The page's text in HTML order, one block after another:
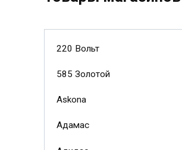
220 Вольт
585 Золотой
Askona
Адамас